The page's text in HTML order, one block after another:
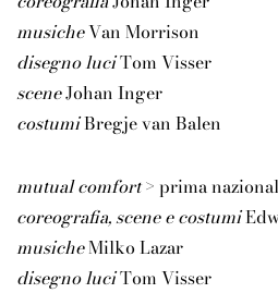
musicheVan Morrison
disegno luciTom Visser
sceneJohan Inger
costumiBregje van Balen
mutual comfort> prima
coreografia, scene e costumi
musicheMilko Lazar
disegno luciTom Visser